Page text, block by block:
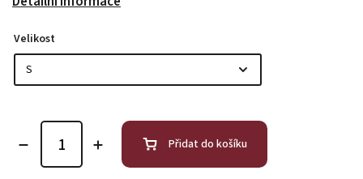
Velikost
Přidat do košíku